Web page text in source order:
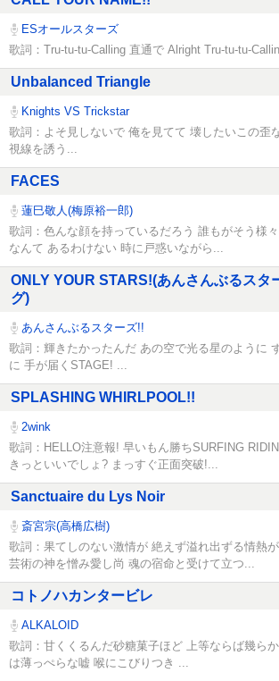
ESオールスターズ
歌詞：Tru-tu-tu-Calling 直通で Alright Tru-tu-tu-
Unbalanced Triangle
Knights VS Trickstar
歌詞：よそ見しないで 俺を見てて 壊したいこの歪
視線を誘う...
FACES
蓮巳敬人(梅原裕一郎)
歌詞：色んな顔を持っているだろう 誰もがそう様
なんて あるわけない 時に戸惑いながら...
ONLY YOUR STARS!(あんさんぶるスタ
グ)
あんさんぶるスターズ!!
歌詞：輝きたかったんだ あの空で光る星のように
に 手が届くSTAGE! ...
SPLASHING WHIRLPOOL!!
2wink
歌詞：HELLO注意報! 早いもん勝ちSURFING
きっといいでしょ? まっすぐ正面突破!...
Sanctuaire du Lys Noir
斎宮宗(高橋広樹)
歌詞：果てしのない激情が 絶えず溢れ出ずる情熱
芸術の神を憎み愛し尚 魂の宿命と受けて立つ...
コトノハカンタービレ
ALKALOID
歌詞：甘くくるんだ砂糖菓子ほど 上等ならば幾ら
は薄っぺらな嘘 喉にこびりつき ...